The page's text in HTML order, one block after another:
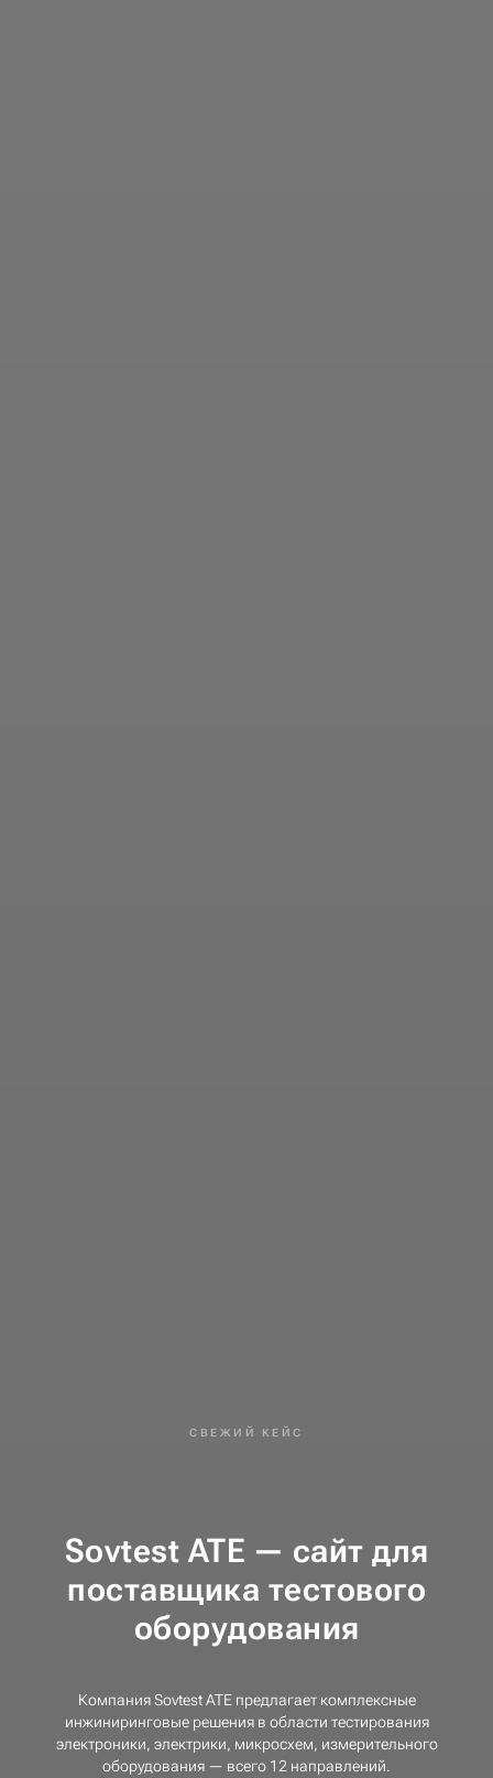
СВЕЖИЙ КЕЙС
Sovtest ATE — сайт для
поставщика тестового
оборудования
Компания Sovtest ATE предлагает комплексные
инжиниринговые решения в области тестирования
электроники, электрики, микросхем, измерительного
оборудования — всего 12 направлений.